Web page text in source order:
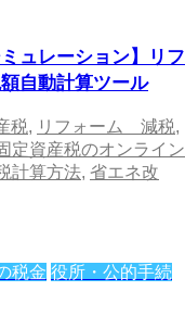
ュレーション】リフ
自動計算ツール
税, リフォーム 減税,
定資産税のオンライン
計算方法, 省エネ改
税金 役所・公的手続